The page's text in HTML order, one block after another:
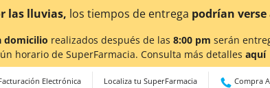
Daclic aquípara conocer detalles.
domicilio realizados después de las 8:00 pm serán
horario de SuperFarmacia. Consulta más detalles aquí
Electrónica Localiza tu SuperFarmacia Compra